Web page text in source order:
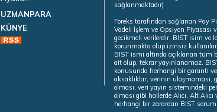
UZMANPARA
KÜNYE
sağlanmaktadır)
Foreks tarafından sağlanan Pay
Vadeli İşlem ve Opsiyon Piyasası
gecikmeli verilerdir. BIST isim ve
korunmakta olup izinsiz
BIST ismi altında açıklanan tüm
ait olup, tekrar yayınlanamaz.
konusunda herhangi bir garanti
aksaklıklar, verinin ulaşmaması,
olması, veri yayın sistemindeki
olması gibi hallerde Alıcı, Alt
herhangi bir zarardan BIST